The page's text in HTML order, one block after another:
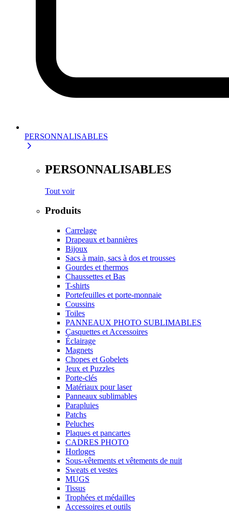
PERSONNALISABLES
PERSONNALISABLES
Tout voir
Produits
Carrelage
Drapeaux et bannières
Bijoux
Sacs à main, sacs à dos et trousses
Gourdes et thermos
Chaussettes et Bas
T-shirts
Portefeuilles et porte-monnaie
Coussins
Toiles
PANNEAUX PHOTO SUBLIMABLES
Casquettes et Accessoires
Éclairage
Magnets
Chopes et Gobelets
Jeux et Puzzles
Porte-clés
Matériaux pour laser
Panneaux sublimables
Parapluies
Patchs
Peluches
Plaques et pancartes
CADRES PHOTO
Horloges
Sous-vêtements et vêtements de nuit
Sweats et vestes
MUGS
Tissus
Trophées et médailles
Accessoires et outils